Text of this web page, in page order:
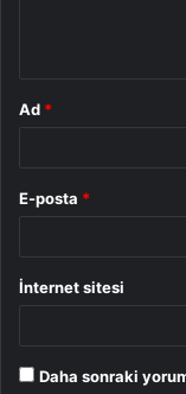
Ad *
E-posta *
İnternet sitesi
Daha sonraki